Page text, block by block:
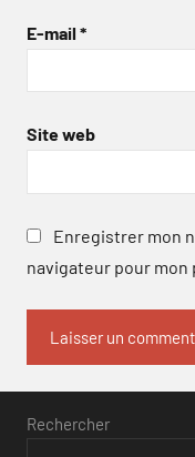
E-mail *
Site web
Enregistrer mon
navigateur pour mon
Rechercher